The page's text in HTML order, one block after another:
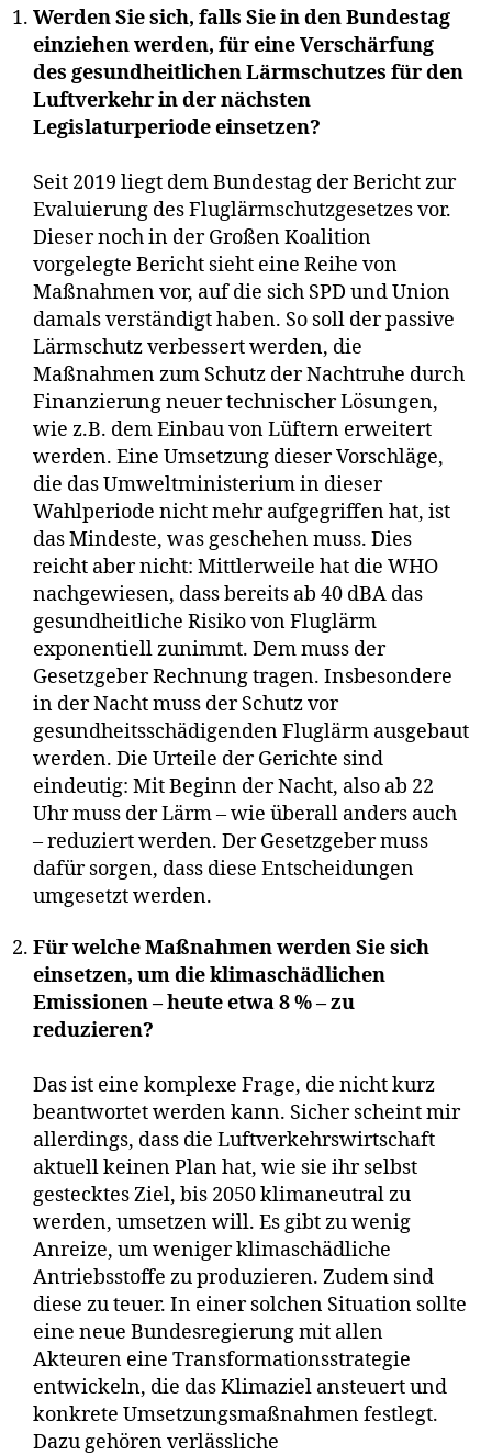
Werden Sie sich, falls Sie in den Bundestag
einziehen werden, für eine Verschärfung
des gesundheitlichen Lärmschutzes für den
Luftverkehr in der nächsten
Legislaturperiode einsetzen?
Seit 2019 liegt dem Bundestag der Bericht zur
Evaluierung des Fluglärmschutzgesetzes vor.
Dieser noch in der Großen Koalition
vorgelegte Bericht sieht eine Reihe von
Maßnahmen vor, auf die sich SPD und Union
damals verständigt haben. So soll der passive
Lärmschutz verbessert werden, die
Maßnahmen zum Schutz der Nachtruhe durch
Finanzierung neuer technischer Lösungen,
wie z.B. dem Einbau von Lüftern erweitert
werden. Eine Umsetzung dieser Vorschläge,
die das Umweltministerium in dieser
Wahlperiode nicht mehr aufgegriffen hat, ist
das Mindeste, was geschehen muss. Dies
reicht aber nicht: Mittlerweile hat die WHO
nachgewiesen, dass bereits ab 40 dBA das
gesundheitliche Risiko von Fluglärm
exponentiell zunimmt. Dem muss der
Gesetzgeber Rechnung tragen. Insbesondere
in der Nacht muss der Schutz vor
gesundheitsschädigenden Fluglärm ausgebaut
werden. Die Urteile der Gerichte sind
eindeutig: Mit Beginn der Nacht, also ab 22
Uhr muss der Lärm – wie überall anders auch
– reduziert werden. Der Gesetzgeber muss
dafür sorgen, dass diese Entscheidungen
umgesetzt werden.
Für welche Maßnahmen werden Sie sich
einsetzen, um die klimaschädlichen
Emissionen – heute etwa 8 % – zu
reduzieren?
Das ist eine komplexe Frage, die nicht kurz
beantwortet werden kann. Sicher scheint mir
allerdings, dass die Luftverkehrswirtschaft
aktuell keinen Plan hat, wie sie ihr selbst
gestecktes Ziel, bis 2050 klimaneutral zu
werden, umsetzen will. Es gibt zu wenig
Anreize, um weniger klimaschädliche
Antriebsstoffe zu produzieren. Zudem sind
diese zu teuer. In einer solchen Situation sollte
eine neue Bundesregierung mit allen
Akteuren eine Transformationsstrategie
entwickeln, die das Klimaziel ansteuert und
konkrete Umsetzungsmaßnahmen festlegt.
Dazu gehören verlässliche